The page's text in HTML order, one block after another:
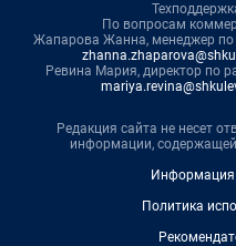
По вопросам
Жапарова Жанна, менеджер по
Ревина Мария, директор по
Редакция сайта не несет
информации,
Информация
Политика